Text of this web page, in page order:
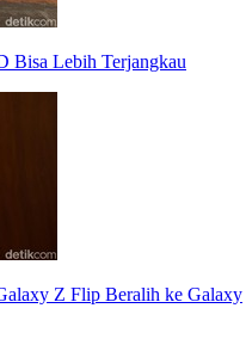
Bisa Lebih Terjangkau
Z Flip Beralih ke Galaxy